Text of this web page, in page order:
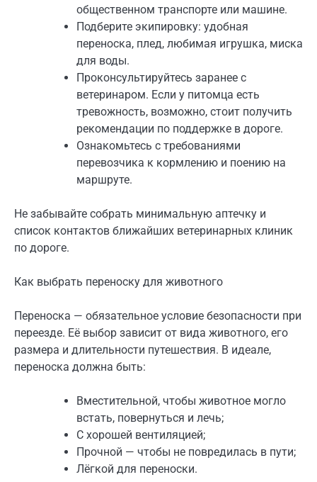
общественном транспорте или машине.
Подберите экипировку: удобная
переноска, плед, любимая игрушка, миска
для воды.
Проконсультируйтесь заранее с
ветеринаром. Если у питомца есть
тревожность, возможно, стоит получить
рекомендации по поддержке в дороге.
Ознакомьтесь с требованиями
перевозчика к кормлению и поению на
маршруте.
Не забывайте собрать минимальную аптечку и
список контактов ближайших ветеринарных клиник
по дороге.
Как выбрать переноску для животного
Переноска — обязательное условие безопасности при
переезде. Её выбор зависит от вида животного, его
размера и длительности путешествия. В идеале,
переноска должна быть:
Вместительной, чтобы животное могло
встать, повернуться и лечь;
С хорошей вентиляцией;
Прочной — чтобы не повредилась в пути;
Лёгкой для переноски.